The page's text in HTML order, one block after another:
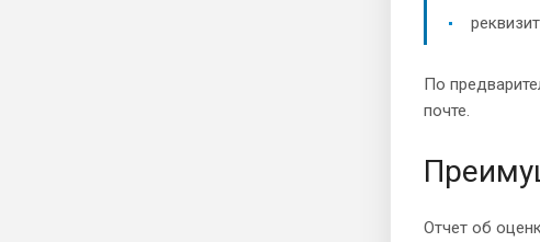
По
почте.
Отчет об